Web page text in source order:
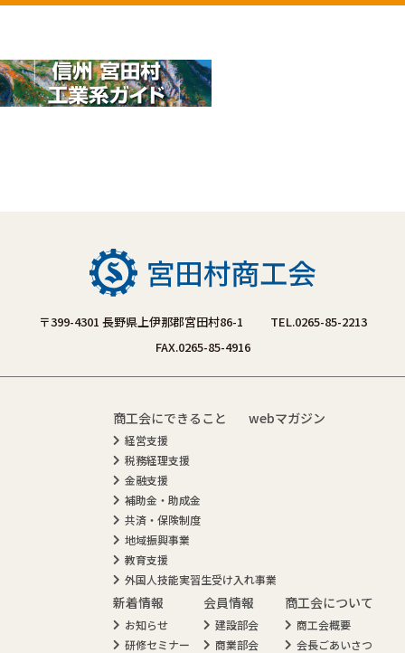
〒399-4301 長野県上伊那郡宮田村86-1
TEL.0265-85-2213
FAX.0265-85-4916
商工会にできること
経営支援
税務経理支援
金融支援
補助金・助成金
共済・保険制度
地域振興事業
教育支援
外国人技能実習生受け入れ事業
webマガジン
新着情報
お知らせ
研修セミナー
会員情報
建設部会
商業部会
商工会について
商工会概要
会長ごあいさつ